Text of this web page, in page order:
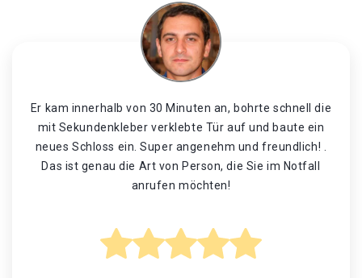
Er kam innerhalb von 30 Minuten an, bohrte schnell die
mit Sekundenkleber verklebte Tür auf und baute ein
neues Schloss ein. Super angenehm und freundlich! .
Das ist genau die Art von Person, die Sie im Notfall
anrufen möchten!